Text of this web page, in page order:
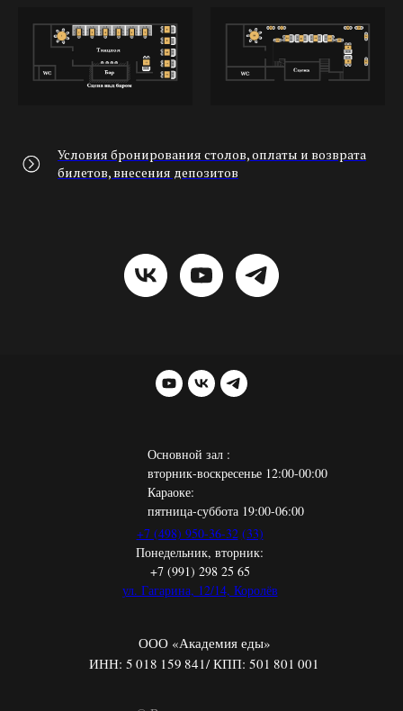
Условия бронирования столов, оплаты и возврата
билетов, внесения депозитов
+7 (498) 950-36-32 (33)
Понедельник, вторник:
+7 (991) 298 25 65
ул. Гагарина, 12/14, Королёв
Основной зал :
вторник-воскресенье 12:00-00:00
Караоке:
пятница-суббота 19:00-06:00
ООО «Академия еды»
ИНН: 5 018 159 841/ КПП: 501 801 001